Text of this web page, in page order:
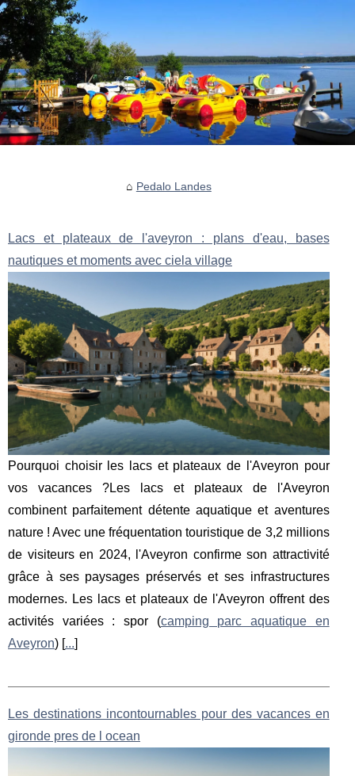
Pedalo Landes
Lacs et plateaux de l'aveyron : plans d'eau, bases
nautiques et moments avec ciela village
Pourquoi choisir les lacs et plateaux de l'Aveyron pour
vos vacances ?Les lacs et plateaux de l'Aveyron
combinent parfaitement détente aquatique et aventures
nature ! Avec une fréquentation touristique de 3,2 millions
de visiteurs en 2024, l'Aveyron confirme son attractivité
grâce à ses paysages préservés et ses infrastructures
modernes. Les lacs et plateaux de l'Aveyron offrent des
activités variées : spor (camping parc aquatique en
Aveyron) [ ...
Les destinations incontournables pour des vacances en
gironde pres de l ocean